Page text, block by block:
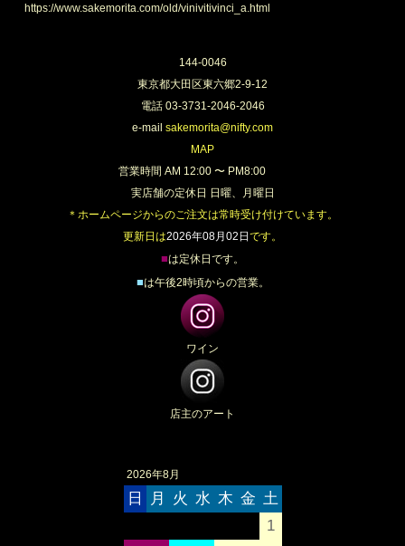
https://www.sakemorita.com/old/vinivitivinci_a.html
144-0046
東京都大田区東六郷2-9-12
電話 03-3731-2046-2046
e-mail sakemorita@nifty.com
MAP
営業時間 AM 12:00 〜 PM8:00
実店舗の定休日 日曜、月曜日
＊ホームページからのご注文は常時受け付けています。
更新日は2026年08月02日 です。
■は定休日です。
■は午後2時頃からの営業。
ワイン
店主のアート
2026年8月
日 月 火 水 木 金 土
1